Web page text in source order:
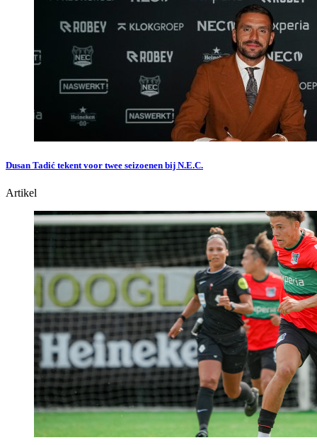
Dusan Tadić tekent voor twee seizoenen bij N.E.C.
Artikel